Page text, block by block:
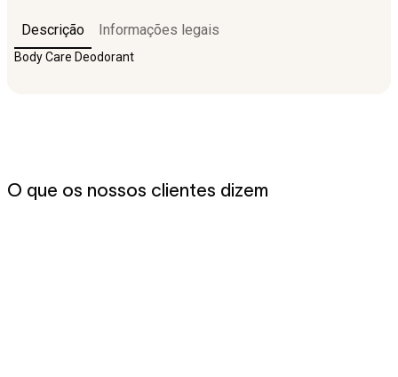
Descrição Informações legais
Body Care Deodorant
O que os nossos clientes dizem